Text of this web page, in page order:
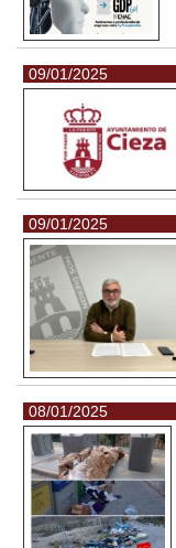
09/01/2025
09/01/2025
08/01/2025